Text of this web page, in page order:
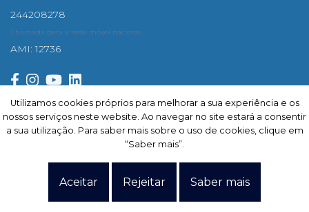
Utilizamos cookies próprios para melhorar a sua experiência e os
nossos serviços neste website. Ao navegar no site estará a consentir
a sua utilização. Para saber mais sobre o uso de cookies, clique em
“Saber mais”.
Aceitar Rejeitar Saber mais
244208278
Chamada para a rede móvel nacional
AMI: 12736
Subscrever
Política de Privacidade. Termos e condições. Dados pessoais.
reclamações
Utilizamos cookies próprios para melhorar a sua experiência e os
nossos serviços neste website. Ao navegar no site estará a consentir
a sua utilização. Para saber mais sobre o uso de cookies, clique em
“Saber mais”.
Aceitar Rejeitar Saber mais